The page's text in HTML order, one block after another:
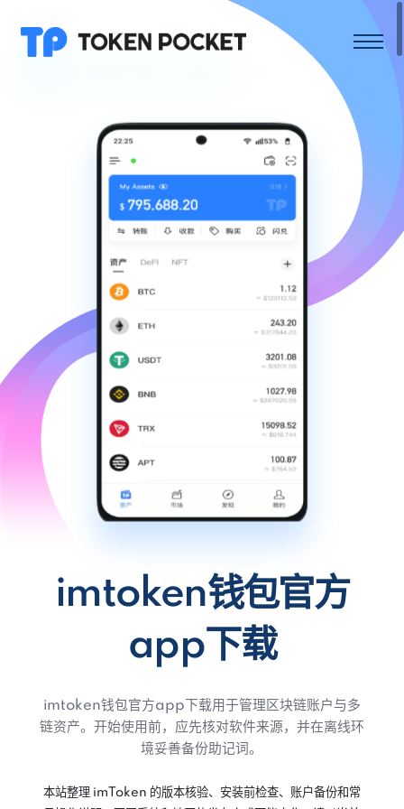
imtoken钱包官方
app下载
imtoken钱包官方app下载用于管理区块链账户与多
链资产。开始使用前，应先核对软件来源，并在离线环
境妥善备份助记词。
本站整理 imToken 的版本核验、安装前检查、账户备份和常